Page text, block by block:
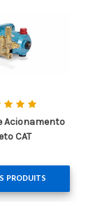
Acionamento
CAT
PRODUITS